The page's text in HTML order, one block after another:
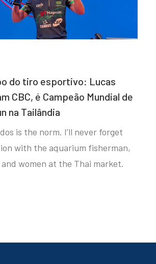
do tiro esportivo: Lucas
CBC, é Campeão Mundial de
na Tailândia
is the norm. I’ll never forget
with the aquarium fisherman,
women at the Thai market.